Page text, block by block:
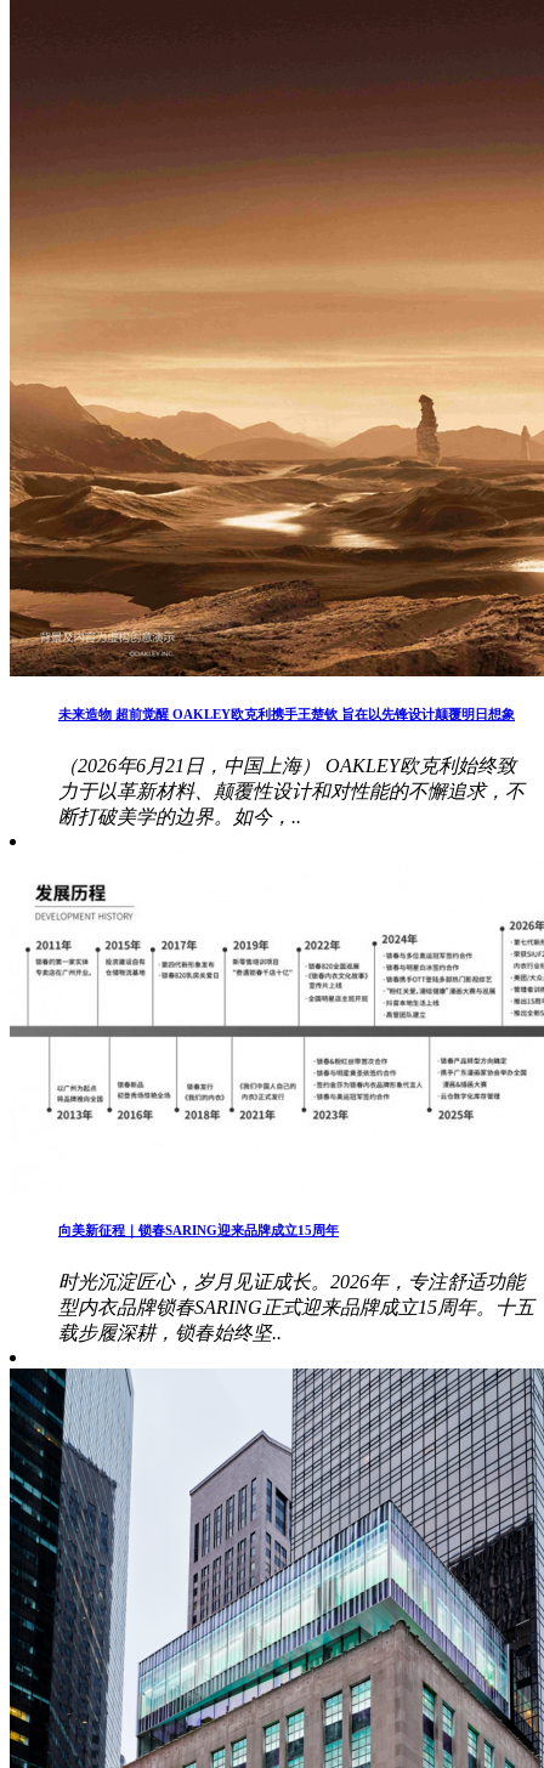
未来造物 超前觉醒 OAKLEY欧克利携手王楚钦 旨在以先锋设计颠覆明日想象
（2026年6月21日，中国上海） OAKLEY欧克利始终致
力于以革新材料、颠覆性设计和对性能的不懈追求，不
断打破美学的边界。如今，..
向美新征程｜锁春SARING迎来品牌成立15周年
时光沉淀匠心，岁月见证成长。2026年，专注舒适功能
型内衣品牌锁春SARING正式迎来品牌成立15周年。十五
载步履深耕，锁春始终坚..